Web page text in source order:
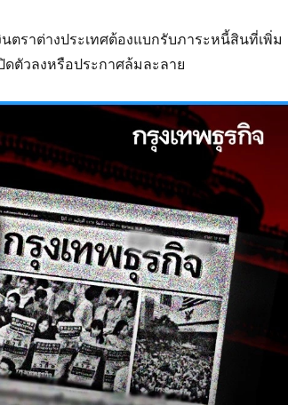
ตราต่างประเทศต้องแบกรับภาระหนี้สินที่เพิ่ม
ตัวลงหรือประกาศล้มละลาย